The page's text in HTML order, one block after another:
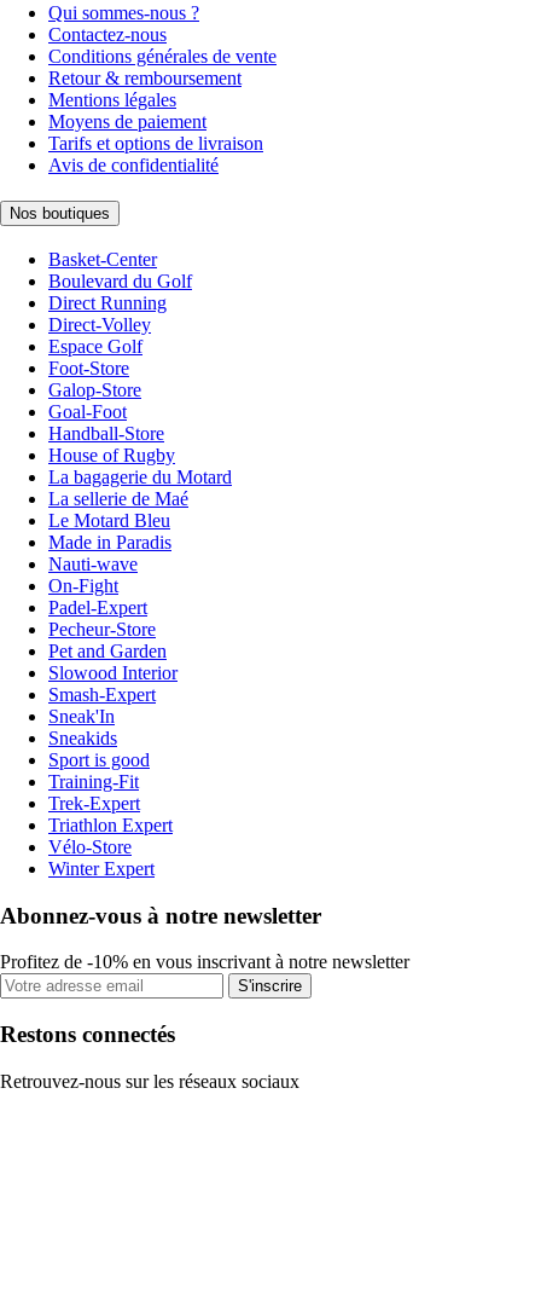
Qui sommes-nous ?
Contactez-nous
Conditions générales de vente
Retour & remboursement
Mentions légales
Moyens de paiement
Tarifs et options de livraison
Avis de confidentialité
Nos boutiques
Basket-Center
Boulevard du Golf
Direct Running
Direct-Volley
Espace Golf
Foot-Store
Galop-Store
Goal-Foot
Handball-Store
House of Rugby
La bagagerie du Motard
La sellerie de Maé
Le Motard Bleu
Made in Paradis
Nauti-wave
On-Fight
Padel-Expert
Pecheur-Store
Pet and Garden
Slowood Interior
Smash-Expert
Sneak'In
Sneakids
Sport is good
Training-Fit
Trek-Expert
Triathlon Expert
Vélo-Store
Winter Expert
Abonnez-vous à notre newsletter
Profitez de -10% en vous inscrivant à notre newsletter
S'inscrire
Restons connectés
Retrouvez-nous sur les réseaux sociaux